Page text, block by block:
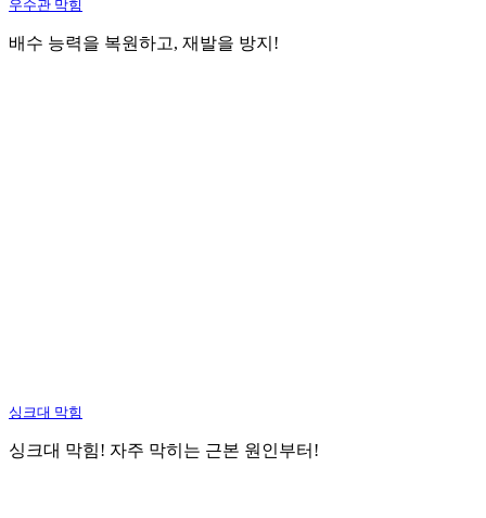
우수관 막힘
배수 능력을 복원하고, 재발을 방지!
싱크대 막힘
싱크대 막힘! 자주 막히는 근본 원인부터!